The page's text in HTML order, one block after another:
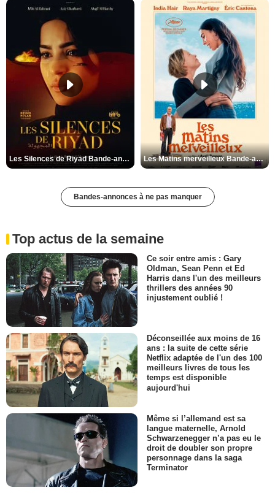
Les Silences de Riyad Bande-annonce VO STFR Les Matins merveilleux Bande-annonce VF
Bandes-annonces à ne pas manquer
Top actus de la semaine
Ce soir entre amis : Gary
Oldman, Sean Penn et Ed
Harris dans l'un des meilleurs
thrillers des années 90
injustement oublié !
Déconseillée aux moins de 16
ans : la suite de cette série
Netflix adaptée de l'un des 100
meilleurs livres de tous les
temps est disponible
aujourd'hui
Même si l’allemand est sa
langue maternelle, Arnold
Schwarzenegger n’a pas eu le
droit de doubler son propre
personnage dans la saga
Terminator